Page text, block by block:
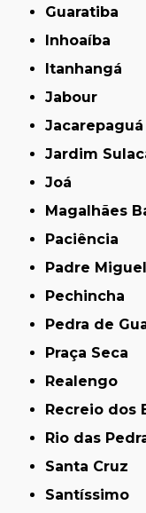
Guaratiba
Inhoaíba
Itanhangá
Jabour
Jacarepaguá
Jardim
Joá
Magalhães
Paciência
Padre Miguel
Pechincha
Pedra de
Praça Seca
Realengo
Recreio
Rio das
Santa Cruz
Santíssimo